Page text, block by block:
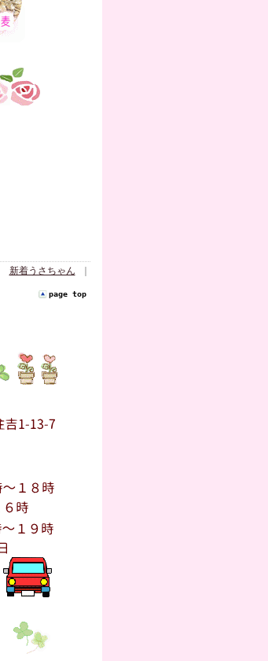
新着うさちゃん
page top